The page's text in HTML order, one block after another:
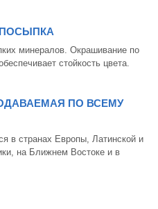
минералов. Окрашивание по
стойкость цвета.
ПО ВСЕМУ
в странах Европы, Латинской и
на Ближнем Востоке и в